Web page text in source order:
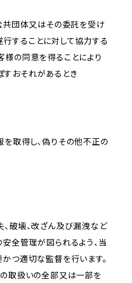
共団体又はその委託を受け
することに対して協力する
様の同意を得ることにより
おそれがあるとき
を取得し、偽りその他不正の
、破壊、改ざん及び漏洩など
全管理が図られるよう、当
つ適切な監督を行います。
の取扱いの全部又は一部を